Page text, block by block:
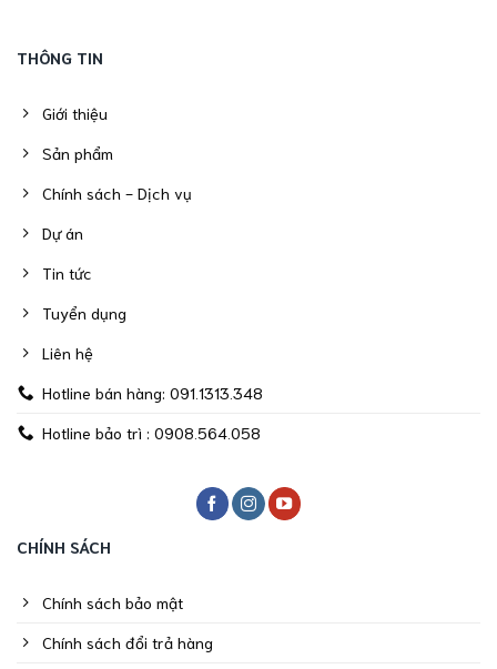
THÔNG TIN
Giới thiệu
Sản phẩm
Chính sách - Dịch vụ
Dự án
Tin tức
Tuyển dụng
Liên hệ
Hotline bán hàng: 091.1313.348
Hotline bảo trì : 0908.564.058
CHÍNH SÁCH
Chính sách bảo mật
Chính sách đổi trả hàng